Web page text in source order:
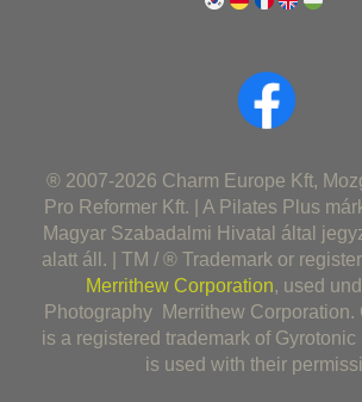
® 2007-2026 Charm Europe Kft,
Pro Reformer Kft. | A Pilates Plus
Magyar Szabadalmi Hivatal által
alatt áll. | TM / ® Trademark or
Merrithew Corporation, used
Photography Merrithew
is a registered trademark of Gyrotonic
is used with their